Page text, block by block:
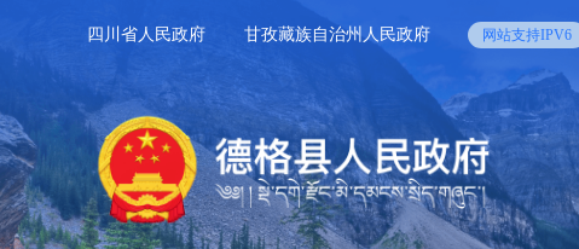
四川省人民政府 甘孜藏族自治州人民政府 网站支持IPV6